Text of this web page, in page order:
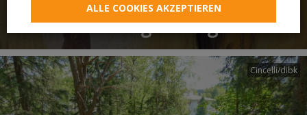
Geistliche Begleitung
Cincelli/dibk
ALLE COOKIES AKZEPTIEREN